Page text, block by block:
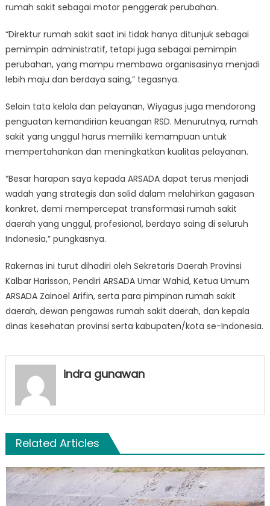
rumah sakit sebagai motor penggerak perubahan.
“Direktur rumah sakit saat ini tidak hanya ditunjuk sebagai
pemimpin administratif, tetapi juga sebagai pemimpin
perubahan, yang mampu membawa organisasinya menjadi
lebih maju dan berdaya saing,” tegasnya.
Selain tata kelola dan pelayanan, Wiyagus juga mendorong
penguatan kemandirian keuangan RSD. Menurutnya, rumah
sakit yang unggul harus memiliki kemampuan untuk
mempertahankan dan meningkatkan kualitas pelayanan.
“Besar harapan saya kepada ARSADA dapat terus menjadi
wadah yang strategis dan solid dalam melahirkan gagasan
konkret, demi mempercepat transformasi rumah sakit
daerah yang unggul, profesional, berdaya saing di seluruh
Indonesia,” pungkasnya.
Rakernas ini turut dihadiri oleh Sekretaris Daerah Provinsi
Kalbar Harisson, Pendiri ARSADA Umar Wahid, Ketua Umum
ARSADA Zainoel Arifin, serta para pimpinan rumah sakit
daerah, dewan pengawas rumah sakit daerah, dan kepala
dinas kesehatan provinsi serta kabupaten/kota se-Indonesia.
indra gunawan
Related Articles